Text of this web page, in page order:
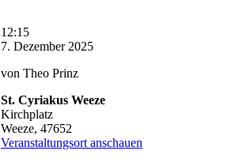
St.
Cyriakus:
12:15
7. Dezember 2025
von Theo Prinz
St. Cyriakus Weeze
Kirchplatz
Weeze, 47652
Veranstaltungsort anschauen